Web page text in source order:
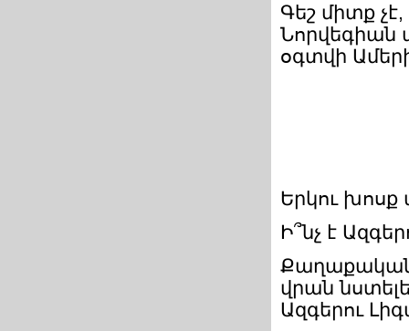
Գեշ միտք
Նորվեգիան
օգտվի
Երկու խոսք
Ի՞նչ է
Քաղաքական
վրան
Ազգերու